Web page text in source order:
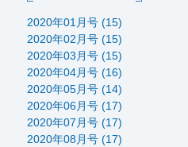
2020年01月号 (15)
2020年02月号 (15)
2020年03月号 (15)
2020年04月号 (16)
2020年05月号 (14)
2020年06月号 (17)
2020年07月号 (17)
2020年08月号 (17)